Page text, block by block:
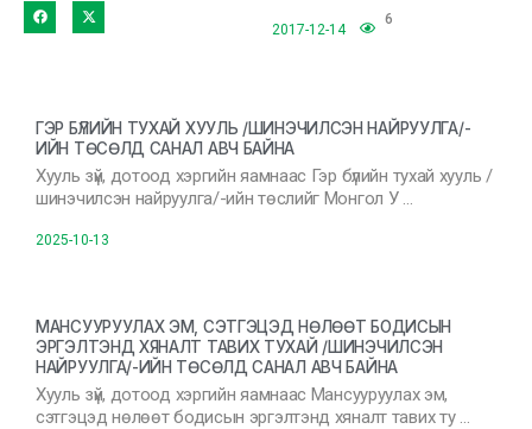
2017-12-14
6
ГЭР БҮЛИЙН ТУХАЙ ХУУЛЬ /ШИНЭЧИЛСЭН НАЙРУУЛГА/-
ИЙН ТӨСӨЛД САНАЛ АВЧ БАЙНА
Хууль зүй, дотоод хэргийн яамнаас Гэр бүлийн тухай хууль /
шинэчилсэн найруулга/-ийн төслийг Монгол У …
2025-10-13
МАНСУУРУУЛАХ ЭМ, СЭТГЭЦЭД НӨЛӨӨТ БОДИСЫН
ЭРГЭЛТЭНД ХЯНАЛТ ТАВИХ ТУХАЙ /ШИНЭЧИЛСЭН
НАЙРУУЛГА/-ИЙН ТӨСӨЛД САНАЛ АВЧ БАЙНА
Хууль зүй, дотоод хэргийн яамнаас Мансууруулах эм,
сэтгэцэд нөлөөт бодисын эргэлтэнд хяналт тавих ту …